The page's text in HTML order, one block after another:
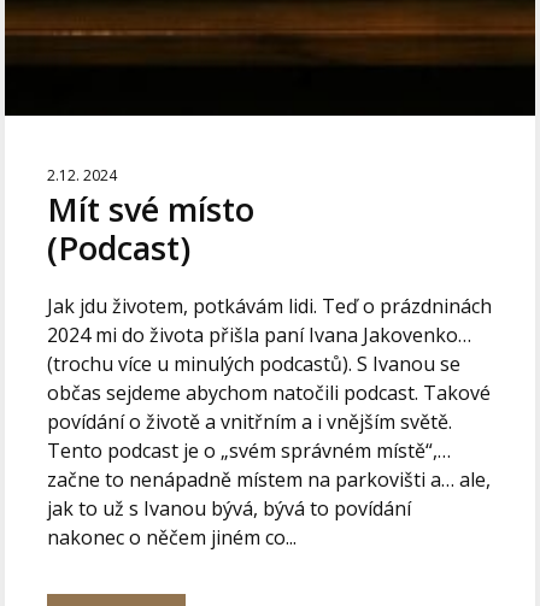
2.12. 2024
Mít své místo
(Podcast)
Jak jdu životem, potkávám lidi. Teď o prázdninách
2024 mi do života přišla paní Ivana Jakovenko…
(trochu více u minulých podcastů). S Ivanou se
občas sejdeme abychom natočili podcast. Takové
povídání o životě a vnitřním a i vnějším světě.
Tento podcast je o „svém správném místě“,…
začne to nenápadně místem na parkovišti a… ale,
jak to už s Ivanou bývá, bývá to povídání
nakonec o něčem jiném co...